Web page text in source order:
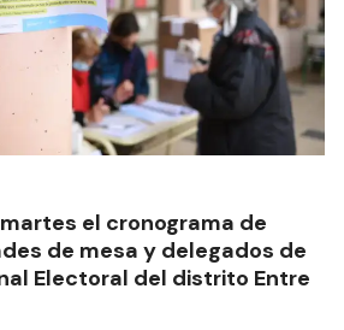
el cronograma de
de mesa y delegados de
Electoral del distrito Entre